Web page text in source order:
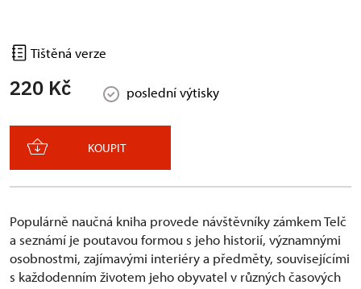
Tištěná verze
220 Kč poslední výtisky
KOUPIT
Populárně naučná kniha provede návštěvníky zámkem Telč
a seznámí je poutavou formou s jeho historií, významnými
osobnostmi, zajímavými interiéry a předměty, souvisejícími
s každodenním životem jeho obyvatel v různých časových